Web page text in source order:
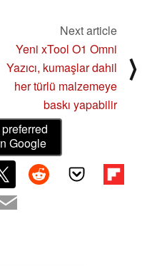
Next article
Yeni xTool O1 Omni
Yazıcı, kumaşlar dahil
her türlü malzemeye
baskı yapabilir
⟩
Google